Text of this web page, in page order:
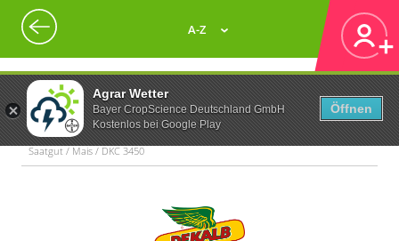
Agrar Wetter
Bayer CropScience Deutschland GmbH
Kostenlos bei Google Play
Öffnen
A-Z
Saatgut / Mais / DKC 3450